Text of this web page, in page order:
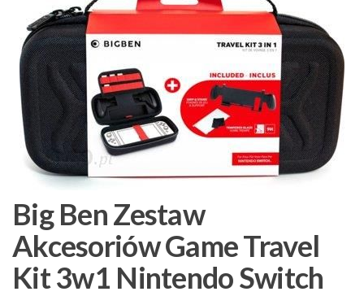
Big Ben Zestaw
Akcesoriów Game Travel
Kit 3w1 Nintendo Switch